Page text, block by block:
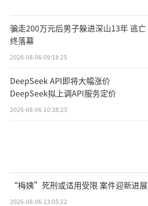
骗走200万元后男子躲进深山13年 逃亡
终落幕
2026-08-06 09:18:25
DeepSeek API即将大幅涨价
DeepSeek拟上调API服务定价
2026-08-06 10:38:23
“梅姨”死刑或适用受限 案件迎新进展
2026-08-06 13:05:22